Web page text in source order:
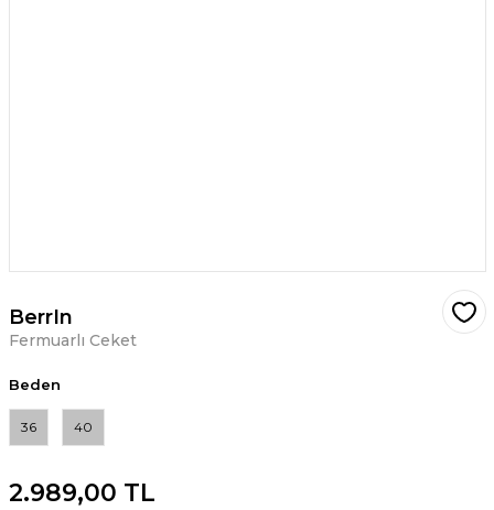
BerrIn
Fermuarlı Ceket
Beden
36 40
2.989,00 TL